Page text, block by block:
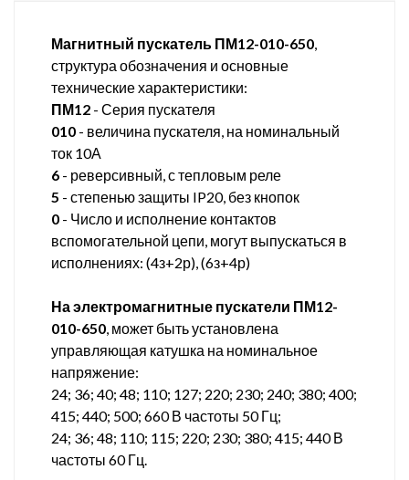
Магнитный пускатель ПМ12-010-650
структура обозначения и основные
технические характеристики:
ПМ12 - Серия пускателя
010 - величина пускателя, на номинальный
ток 10А
6 - реверсивный, с тепловым реле
5 - степенью защиты IP20, без кнопок
0 - Число и исполнение контактов
вспомогательной цепи, могут выпускаться в
исполнениях: (4з+2р), (6з+4р)
На электромагнитные пускатели ПМ12-
010-650 , может быть установлена
управляющая катушка на номинальное
напряжение:
24; 36; 40; 48; 110; 127; 220; 230; 240; 380; 400;
415; 440; 500; 660 В частоты 50 Гц;
24; 36; 48; 110; 115; 220; 230; 380; 415; 440 В
частоты 60 Гц.